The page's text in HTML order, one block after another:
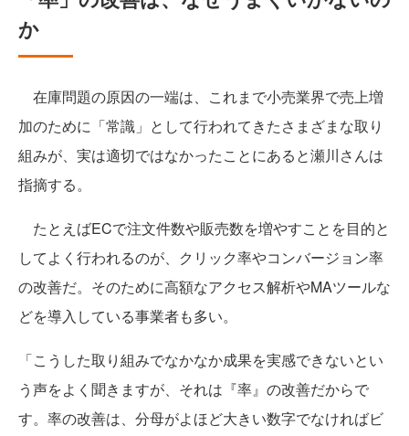
か
在庫問題の原因の一端は、これまで小売業界で売上増
加のために「常識」として行われてきたさまざまな取り
組みが、実は適切ではなかったことにあると瀬川さんは
指摘する。
たとえばECで注文件数や販売数を増やすことを目的と
してよく行われるのが、クリック率やコンバージョン率
の改善だ。そのために高額なアクセス解析やMAツールな
どを導入している事業者も多い。
「こうした取り組みでなかなか成果を実感できないとい
う声をよく聞きますが、それは『率』の改善だからで
す。率の改善は、分母がよほど大きい数字でなければビ